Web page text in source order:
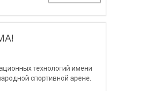
технологий имени
спортивной арене.